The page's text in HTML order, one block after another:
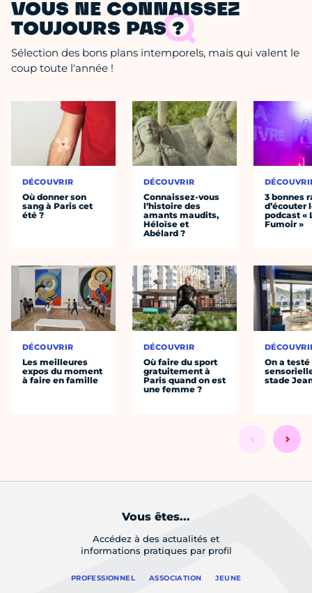
VOUS NE CONNAISSEZ
TOUJOURS PAS ?
Sélection des bons plans intemporels, mais qui valent le
coup toute l'année !
DÉCOUVRIR
Où donner son
sang à Paris cet
été ?
DÉCOUVRIR
Les meilleures
expos du moment
à faire en famille
DÉCOUVRIR
Connaissez-vous
l’histoire des
amants maudits,
Héloïse et
Abélard ?
DÉCOUVRIR
Où faire du sport
gratuitement à
Paris quand on est
une femme ?
3 bonnes
d’écouter
podcast «
Fumoir »
On a
stade
Vous êtes...
Accédez à des actualités et
informations pratiques par profil
PROFESSIONNEL ASSOCIATION JEUNE